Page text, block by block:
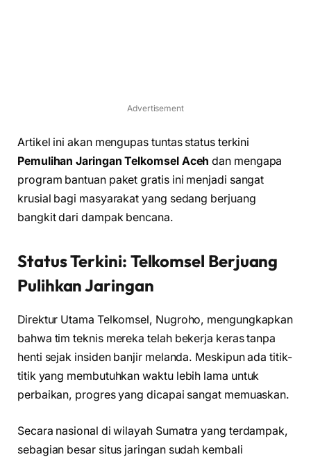
Advertisement
Artikel ini akan mengupas tuntas status terkini
Pemulihan Jaringan Telkomsel Aceh dan mengapa
program bantuan paket gratis ini menjadi sangat
krusial bagi masyarakat yang sedang berjuang
bangkit dari dampak bencana.
Status Terkini: Telkomsel Berjuang
Pulihkan Jaringan
Direktur Utama Telkomsel, Nugroho, mengungkapkan
bahwa tim teknis mereka telah bekerja keras tanpa
henti sejak insiden banjir melanda. Meskipun ada titik-
titik yang membutuhkan waktu lebih lama untuk
perbaikan, progres yang dicapai sangat memuaskan.
Secara nasional di wilayah Sumatra yang terdampak,
sebagian besar situs jaringan sudah kembali